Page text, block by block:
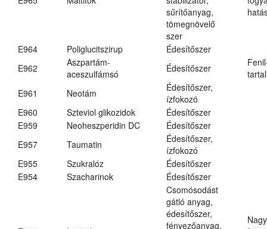
sűrítőanyag,
tömegnövelő
szer
E964 Poliglucitszirup
Édesítőszer
E962
Aszpartám-
aceszulfámsó
Édesítőszer
E961
Neotám
Édesítőszer,
ízfokozó
E960
Szteviol glikozidok
Édesítőszer
E959
Neoheszperidin DC
Édesítőszer
E957
Taumatin
Édesítőszer,
ízfokozó
E955
Szukralóz
Édesítőszer
E954
Szacharinok Édesítőszer
Csomósodást
gátló anyag,
édesítőszer,
fényezőanyag,